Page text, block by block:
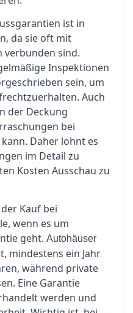
ist in
da sie oft mit
verbunden sind.
Inspektionen
sein, um
Auch
der Deckung
bei
Daher lohnt es
im Detail zu
Kosten Ausschau zu
Kauf bei
wenn es um
geht. Autohäuser
mindestens ein Jahr
während private
Eine Garantie
werden und